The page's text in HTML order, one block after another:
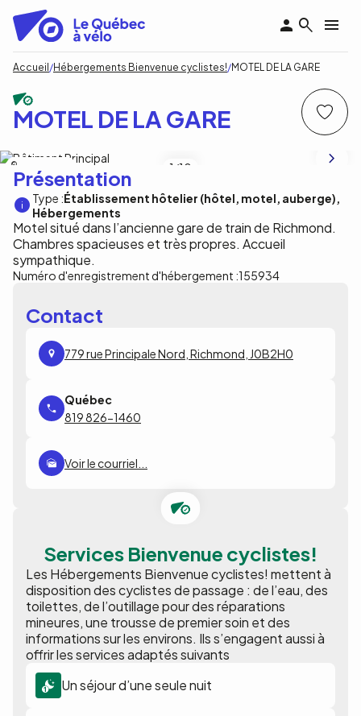
contenu
principal
Fil
d'Ariane
Accueil Hébergements Bienvenue cyclistes! MOTEL DE LA GARE
MOTEL DE LA GARE
1 /10
Présentation
Type :Établissement hôtelier (hôtel, motel, auberge)
Hébergements
Motel situé dans l’ancienne gare de train de Richmond.
Chambres spacieuses et très propres. Accueil
sympathique.
Numéro d'enregistrement d'hébergement :155934
Contact
779 rue Principale Nord, Richmond, J0B2H0
819 826-1460
Voir le courriel...
Services Bienvenue cyclistes!
Les Hébergements Bienvenue cyclistes! mettent à
disposition des cyclistes de passage : de l’eau, des
toilettes, de l’outillage pour des réparations
mineures, une trousse de premier soin et des
informations sur les environs. Ils s’engagent aussi à
offrir les services adaptés suivants
Un séjour d’une seule nuit